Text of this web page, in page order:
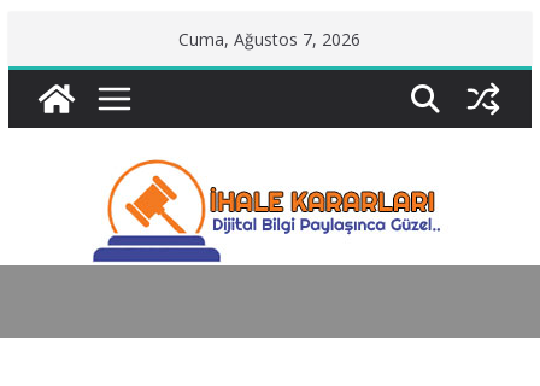
to
content
Cuma, Ağustos 7, 2026